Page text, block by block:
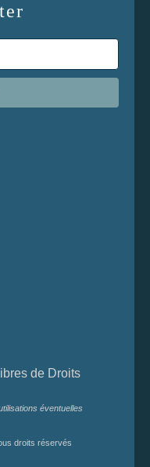
de Droits
éventuelles
droits réservés